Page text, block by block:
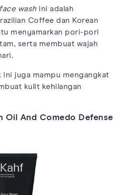
face wash ini adalah
Coffee dan Korean
menyamarkan pori-pori
serta membuat wajah
ini juga mampu mengangkat
kulit kehilangan
Oil And Comedo Defense